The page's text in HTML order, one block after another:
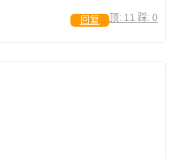
顶: 11 踩: 0
回复